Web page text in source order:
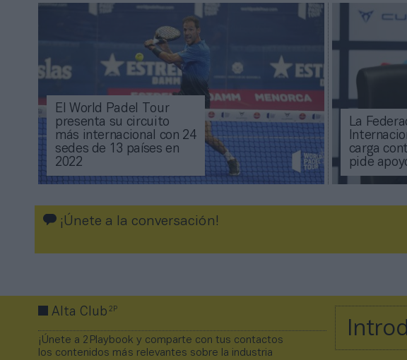
El World Padel Tour
presenta su circuito
más internacional con 24
sedes de 13 países en
2022
La
carga
pide
¡Únete a la conversación!
Alta Club2P
¡Únete a 2Playbook y comparte con tus contactos
los contenidos más relevantes sobre la industria